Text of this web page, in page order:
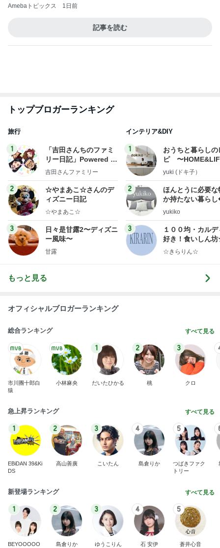
Amebaトピックス 1日前
記事を読む
トップブロガーランキング
旅行
1
「吉田さんちのファミ
リー日記」Powered b
y Ameba 吉田さんファ
ログ
吉田さんファミリー
2
☆やまあこ☆さんのデ
ィズニー日記
☆やまあこ☆
3
日々是甘露2〜ディズニ
ー風味〜
甘露
インテリア&DIY
1
おうちと暮らしの
ピ 〜
yuki (ドキ子）
2
ほんとうに必要な
か持たない暮ら
ep Life Simple◆
yukiko
3
１００均・カルデ
好き！食いしん
らりん☆のブログ
☆きらりん☆
もっと見る
オフィシャルブロガーランキング
総合ランキング すべて見る
市川團十郎白
猿
小林麻央
1
だいたひかる
2
桃
3
クロ
急上昇ランキング すべて見る
1
EBiDAN 39&Ki
DS
2
高山善廣
3
こいたん
4
島倉りか
5
つばきファク
トリー
新登場ランキング すべて見る
1
BEYOOOOO
2
島倉りか
3
ゆうこりん
4
石 安伊
5
蒼井心音